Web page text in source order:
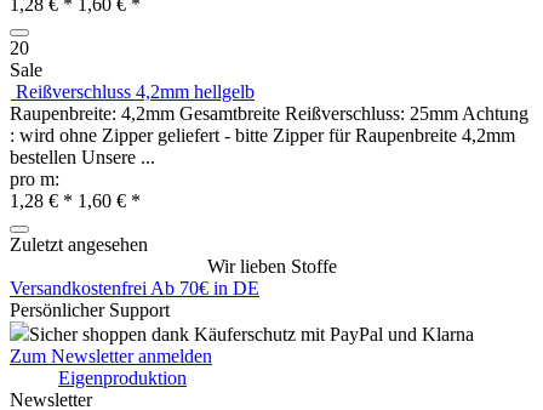
20
Sale
Reißverschluss 4,2mm hellgelb
Raupenbreite: 4,2mm Gesamtbreite Reißverschluss: 25mm Achtung
: wird ohne Zipper geliefert - bitte Zipper für Raupenbreite 4,2mm
bestellen Unsere ...
pro m:
1,28 € * 1,60 € *
Zuletzt angesehen
Wir lieben Stoffe
Versandkostenfrei Ab 70€ in DE
Persönlicher Support
Sicher shoppen dank Käuferschutz mit PayPal und Klarna
Zum Newsletter anmelden
Eigenproduktion
Newsletter